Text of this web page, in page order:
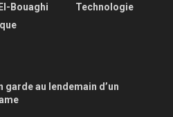
Bouaghi
Technologie
garde au lendemain d’un